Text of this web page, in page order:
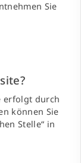
Sie
erfolgt durch
können Sie
Stelle“ in